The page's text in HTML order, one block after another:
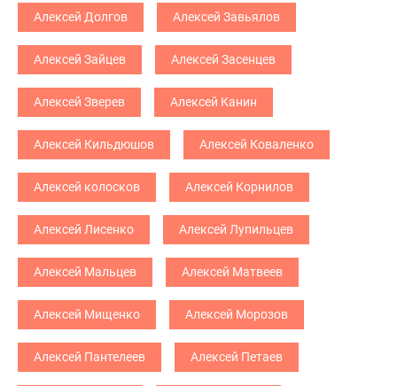
Алексей Долгов Алексей Завьялов
Алексей Зайцев Алексей Засенцев
Алексей Зверев Алексей Канин
Алексей Кильдюшов Алексей Коваленко
Алексей колосков Алексей Корнилов
Алексей Лисенко Алексей Лупильцев
Алексей Мальцев Алексей Матвеев
Алексей Мищенко Алексей Морозов
Алексей Пантелеев Алексей Петаев